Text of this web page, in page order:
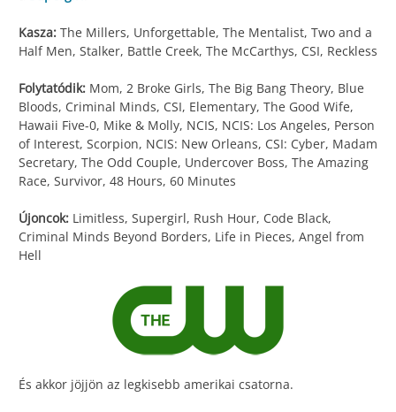
Kasza: The Millers, Unforgettable, The Mentalist, Two and a
Half Men, Stalker, Battle Creek, The McCarthys, CSI, Reckless
Folytatódik: Mom, 2 Broke Girls, The Big Bang Theory, Blue
Bloods, Criminal Minds, CSI, Elementary, The Good Wife,
Hawaii Five-0, Mike & Molly, NCIS, NCIS: Los Angeles, Person
of Interest, Scorpion, NCIS: New Orleans, CSI: Cyber, Madam
Secretary, The Odd Couple, Undercover Boss, The Amazing
Race, Survivor, 48 Hours, 60 Minutes
Újoncok: Limitless, Supergirl, Rush Hour, Code Black,
Criminal Minds Beyond Borders, Life in Pieces, Angel from
Hell
És akkor jöjjön az legkisebb amerikai csatorna.